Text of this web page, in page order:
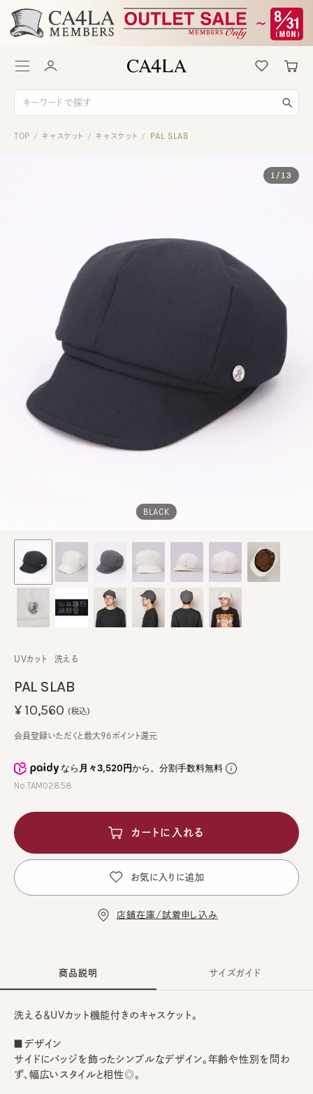
TOP / キャスケット / キャスケット / PAL SLAB
BLACK
1 / 13
PAL SLAB
UVカット 洗える
なら月々3,520円から。分割手数料無料
No.TAM02858
¥10,560 (税込)
会員登録いただくと最大96ポイント還元
カートに入れる
お気に入りに追加
店舗在庫/試着申し込み
商品説明
洗える＆UVカット機能付きのキャスケット。
■デザイン
サイドにバッジを飾ったシンプルなデザイン。年齢や性別を問わ
ず、幅広いスタイルと相性◎。
サイズガイド